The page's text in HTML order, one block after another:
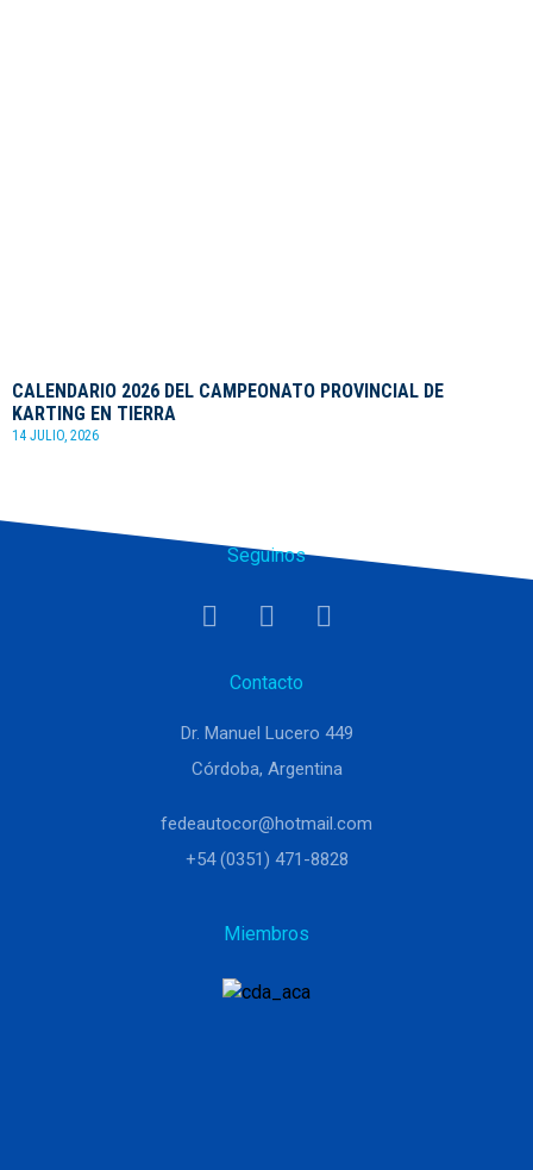
CALENDARIO 2026 DEL CAMPEONATO PROVINCIAL DE
KARTING EN TIERRA
14 JULIO, 2026
Seguinos
Contacto
Dr. Manuel Lucero 449
Córdoba, Argentina
fedeautocor@hotmail.com
+54 (0351) 471-8828
Miembros